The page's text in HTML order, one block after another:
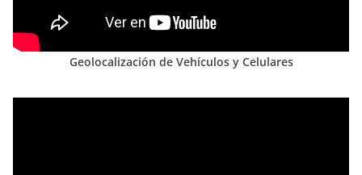
Geolocalización de Vehículos y Celulares